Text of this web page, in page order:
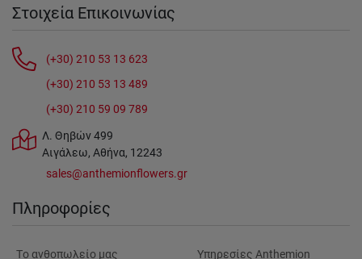
Στοιχεία Επικοινωνίας
(+30) 210 53 13 623
(+30) 210 53 13 489
(+30) 210 59 09 789
Λ. Θηβών 499
Αιγάλεω, Αθήνα, 12243
sales@anthemionflowers.gr
Πληροφορίες
Tο ανθοπωλείο μας
Υπηρεσίες Anthemion